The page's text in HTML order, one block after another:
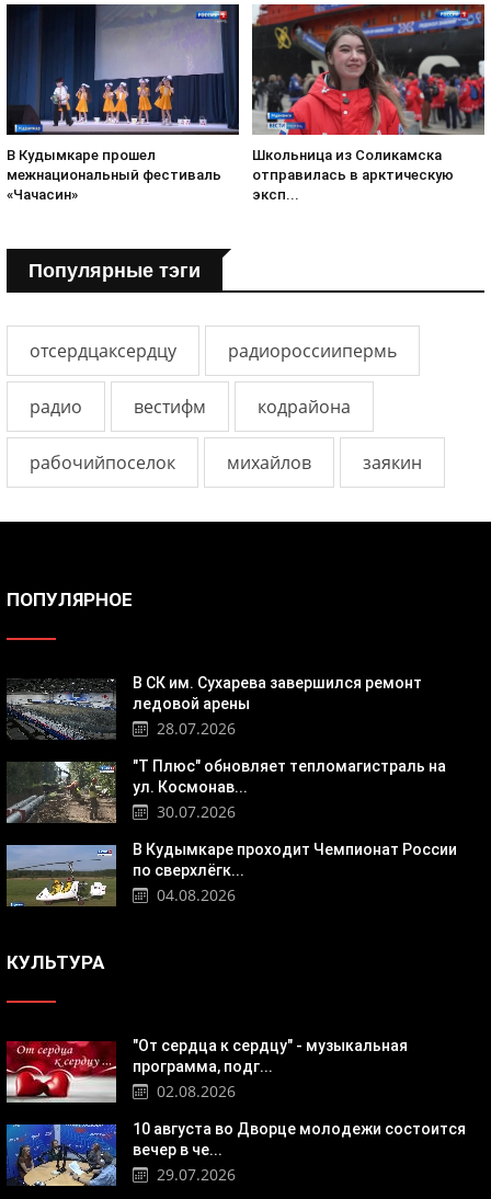
В Кудымкаре прошел
межнациональный фестиваль
«Чачасин»
Школьница из Соликамска
отправилась в арктическую
эксп...
Популярные тэги
отсердцаксердцу радиороссиипермь
радио вестифм кодрайона
рабочийпоселок михайлов заякин
ПОПУЛЯРНОЕ
В СК им. Сухарева завершился ремонт
ледовой арены
28.07.2026
"Т Плюс" обновляет тепломагистраль на
ул. Космонав...
30.07.2026
В Кудымкаре проходит Чемпионат России
по сверхлёгк...
04.08.2026
КУЛЬТУРА
"От сердца к сердцу" - музыкальная
программа, подг...
02.08.2026
10 августа во Дворце молодежи состоится
вечер в че...
29.07.2026